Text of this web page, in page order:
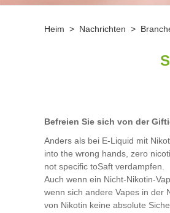
Heim > Nachrichten >
Befreien Sie sich von der
Anders als bei E-Liquid mit
into the wrong hands, zero
not specific toSaft verdampfen
Auch wenn ein Nicht-Nikotin-
wenn sich andere Vapes in der
von Nikotin keine absolute